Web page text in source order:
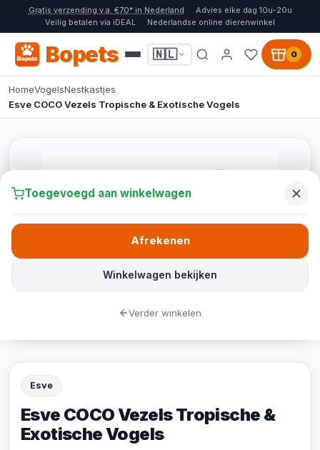
Gratis verzending v.a. €70* in Nederland
Advies elke dag 10u-20u
Veilig betalen via iDEAL
Nederlandse online dierenwinkel
Bopets 🇳🇱 0
HomeVogelsNestkastjes
Esve COCO Vezels Tropische & Exotische Vogels
Esve
Esve COCO Vezels Tropische &
Exotische Vogels
Toegevoegd aan winkelwagen
Winkelwagen bekijken
Afrekenen
Verder winkelen